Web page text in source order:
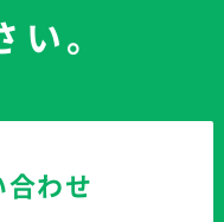
。
合わせ